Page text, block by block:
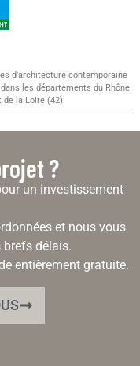
d’architecture contemporaine
les départements du Rhône
de la Loire (42).
?
un investissement
et nous vous
brefs délais.
entièrement gratuite.